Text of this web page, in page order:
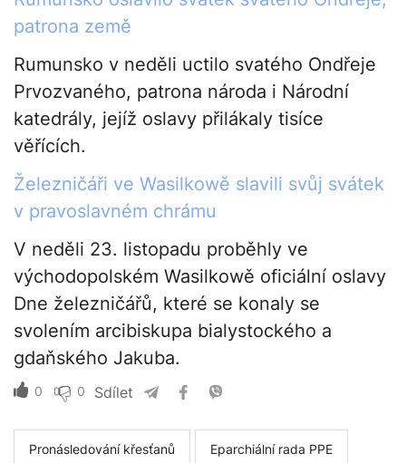
patrona země
Rumunsko v neděli uctilo svatého Ondřeje
Prvozvaného, patrona národa i Národní
katedrály, jejíž oslavy přilákaly tisíce
věřících.
Železničáři ve Wasilkowě slavili svůj svátek
v pravoslavném chrámu
V neděli 23. listopadu proběhly ve
východopolském Wasilkowě oficiální oslavy
Dne železničářů, které se konaly se
svolením arcibiskupa bialystockého a
gdaňského Jakuba.
0 0 Sdílet
Pronásledování křesťanů Eparchiální rada PPE